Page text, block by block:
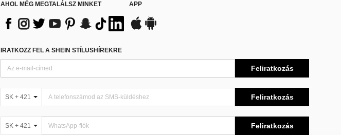
AHOL MÉG MEGTALÁLSZ MINKET APP
IRATKOZZ FEL A SHEIN STÍLUSHÍREKRE
Feliratkozás
SK + 421 Feliratkozás
SK + 421 Feliratkozás